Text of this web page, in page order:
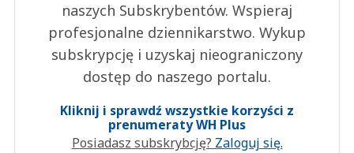
naszych Subskrybentów. Wspieraj
profesjonalne dziennikarstwo. Wykup
subskrypcję i uzyskaj nieograniczony
dostęp do naszego portalu.
Kliknij i sprawdź wszystkie korzyści z
prenumeraty WH Plus
Posiadasz subskrybcję? Zaloguj się.